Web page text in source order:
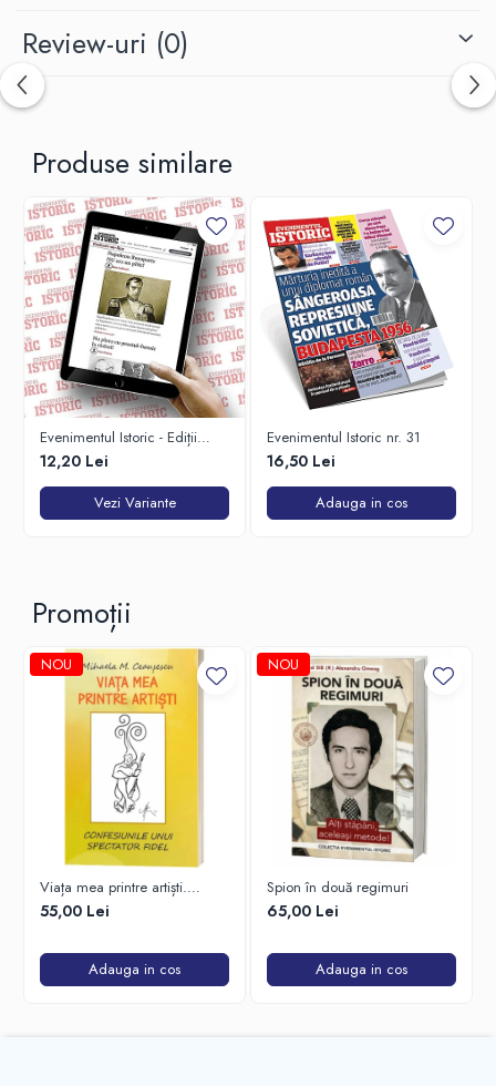
Review-uri (0)
Produse similare
Evenimentul Istoric - Ediții
Electronice
12,20 Lei
Vezi Variante
Evenimentul Istoric nr. 31
16,50 Lei
Adauga in cos
Promoții
NOU
Viața mea printre artiști.
Confesiunile unui spectator
fidel
55,00 Lei
Adauga in cos
NOU
Spion în două regimuri
65,00 Lei
Adauga in cos